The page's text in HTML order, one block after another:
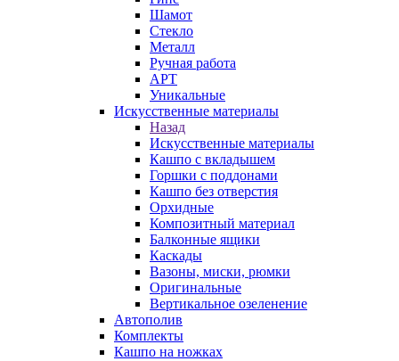
Шамот
Стекло
Металл
Ручная работа
АРТ
Уникальные
Искусственные материалы
Назад
Искусственные материалы
Кашпо с вкладышем
Горшки с поддонами
Кашпо без отверстия
Орхидные
Композитный материал
Балконные ящики
Каскады
Вазоны, миски, рюмки
Оригинальные
Вертикальное озеленение
Автополив
Комплекты
Кашпо на ножках